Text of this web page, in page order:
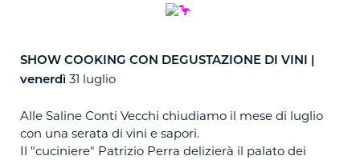
SHOW COOKING CON DEGUSTAZIONE DI VINI |
venerdì 31 luglio
Alle Saline Conti Vecchi chiudiamo il mese di luglio
con una serata di vini e sapori.
Il "cuciniere" Patrizio Perra delizierà il palato dei